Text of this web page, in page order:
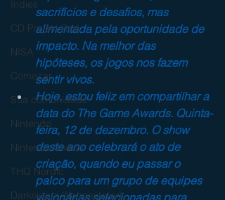
Indies
CD Projekt Red
NISA
Começar
Sua comunidade
Nintendo
Nintendo Switch
THQ Nordic
Darksiders Warmastered
sacrifícios e desafios, mas
alimentada pela oportunidade de
impacto. Na melhor das
hipóteses, os jogos nos fazem
sentir vivos.
Hoje, estou feliz em compartilhar a
data do The Game Awards. Quinta-
feira, 12 de dezembro. O show
deste ano celebrará o ato de
criação, quando eu passar o
palco para um grupo de equipes
visionárias selecionadas para